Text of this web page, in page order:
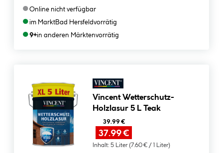
●Online nicht verfügbar
●im MarktBad Hersfeldvorrätig
●9+in anderen Märktenvorrätig
Vincent Wetterschutz-
Holzlasur 5 L Teak
39.99 €
37.99 €
Inhalt: 5 Liter (7.60 € / 1 Liter)